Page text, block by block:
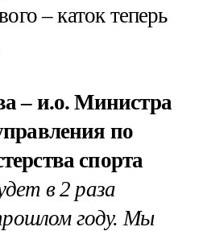
– каток теперь
– и.о. Министра
по
спорта
в 2 раза
году. Мы